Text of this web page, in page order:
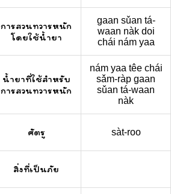
การสวนทวารหนัก
โดยใช้น้ำยา
gaan sǔan tá-
waan nàk doi
chái nám yaa
น้ำยาที่ใช้สำหรับ
การสวนทวารหนัก
nám yaa têe chái
sǎm-ràp gaan
sǔan tá-waan
nàk
ศัตรู sàt-roo
สิ่งที่เป็นภัย